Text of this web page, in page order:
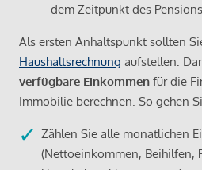
dem Zeitpunkt des
Als ersten Anhaltspunkt sollten
Haushaltsrechnung aufstellen:
verfügbare Einkommen für die
Immobilie berechnen. So gehen
Zählen Sie alle monatlichen
(Nettoeinkommen, Beihilfen,